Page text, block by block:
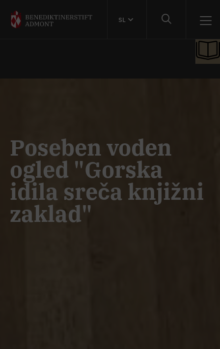
SL
Poseben voden
ogled "Gorska
idila sreča knjižni
zaklad"